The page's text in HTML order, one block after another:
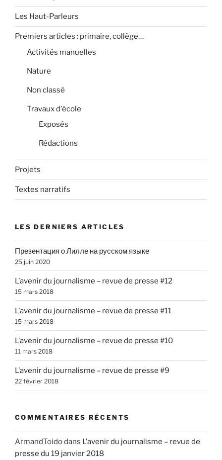
l
’
a
e
n
t
v
a
n
Les Haut-Parleurs
Premiers articles : primaire, collège…
Activités manuelles
Nature
Non classé
Travaux d'école
Exposés
Rédactions
Projets
Textes narratifs
LES DERNIERS ARTICLES
Презентация о Лилле на русском языке
25 juin 2020
L’avenir du journalisme – revue de presse #12
15 mars 2018
L’avenir du journalisme – revue de presse #11
15 mars 2018
L’avenir du journalisme – revue de presse #10
11 mars 2018
L’avenir du journalisme – revue de presse #9
22 février 2018
COMMENTAIRES RÉCENTS
ArmandToidodans L’avenir du journalisme – revue de
presse du 19 janvier 2018